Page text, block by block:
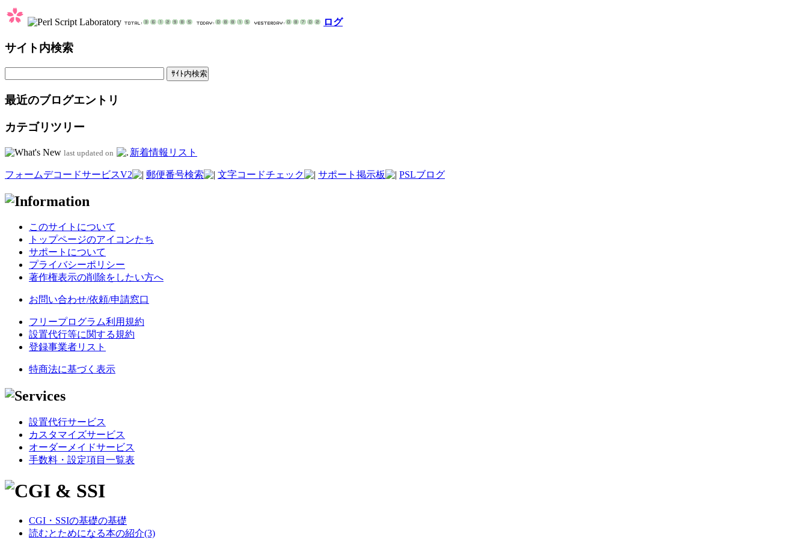
ログ
サイト内検索
最近のブログエントリ
カテゴリツリー
last updated on 新着情報リスト
フォームデコードサービスV2 郵便番号検索 文字コードチェック サポート掲示板 PSLブログ
このサイトについて
トップページのアイコンたち
サポートについて
プライバシーポリシー
著作権表示の削除をしたい方へ
お問い合わせ/依頼/申請窓口
フリープログラム利用規約
設置代行等に関する規約
登録事業者リスト
特商法に基づく表示
設置代行サービス
カスタマイズサービス
オーダーメイドサービス
手数料・設定項目一覧表
CGI・SSIの基礎の基礎
読むとためになる本の紹介(3)